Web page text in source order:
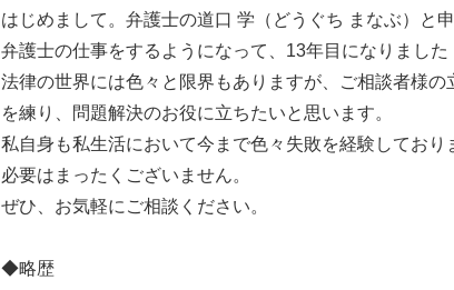
はじめまして。弁護士の道口 学（どうぐち まなぶ）と申
弁護士の仕事をするようになって、13年目になりました
法律の世界には色々と限界もありますが、ご相談者様
を練り、問題解決のお役に立ちたいと思います。
私自身も私生活において今まで色々失敗を経験しており
必要はまったくございません。
ぜひ、お気軽にご相談ください。
◆略歴